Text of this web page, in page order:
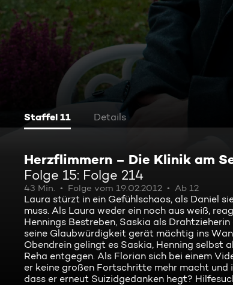
Staffel 11 Details
Herzflimmern – Die Klinik am
Folge 15: Folge 214
43 Min. Folge vom 19.02.2012 Ab 12
Laura stürzt in ein Gefühlschaos, als Daniel
muss. Als Laura weder ein noch aus weiß,
Hennings Bestreben, Saskia als
seine Glaubwürdigkeit gerät mächtig ins
Obendrein gelingt es Saskia, Henning selbst
Reha entgegen. Als Florian sich bei einem
er keine großen Fortschritte mehr macht und
dass er erneut Suizidgedanken hegt?